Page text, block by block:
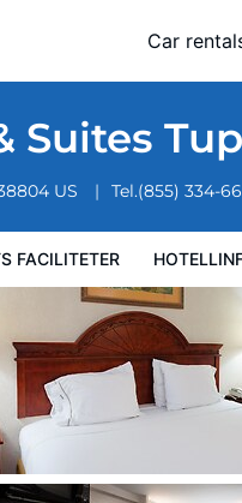
Car
Suites
US Tel.(855) 334-
FACILITETER